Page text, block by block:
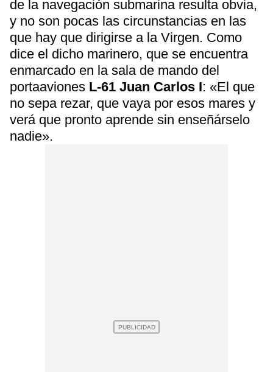
de la navegación submarina resulta obvia,
y no son pocas las circunstancias en las
que hay que dirigirse a la Virgen. Como
dice el dicho marinero, que se encuentra
enmarcado en la sala de mando del
portaaviones L-61 Juan Carlos I: «El que
no sepa rezar, que vaya por esos mares y
verá que pronto aprende sin enseñárselo
nadie».